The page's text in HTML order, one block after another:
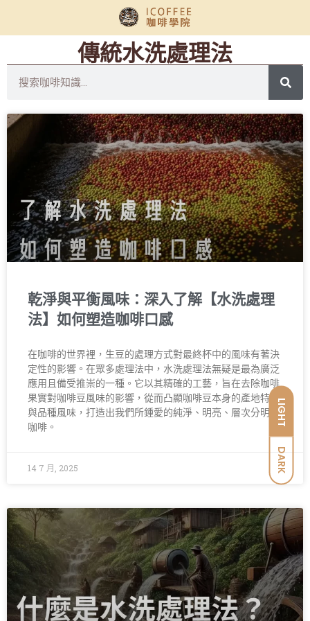
LIGHT
DARK
傳統水洗處理法
乾淨與平衡風味：深入了解【水洗處理
法】如何塑造咖啡口感
在咖啡的世界裡，生豆的處理方式對最終杯中的風味有著決
定性的影響。在眾多處理法中，水洗處理法無疑是最為廣泛
應用且備受推崇的一種。它以其精確的工藝，旨在去除咖啡
果實對咖啡豆風味的影響，從而凸顯咖啡豆本身的產地特色
與品種風味，打造出我們所鍾愛的純淨、明亮、層次分明的
咖啡。
14 7 月, 2025